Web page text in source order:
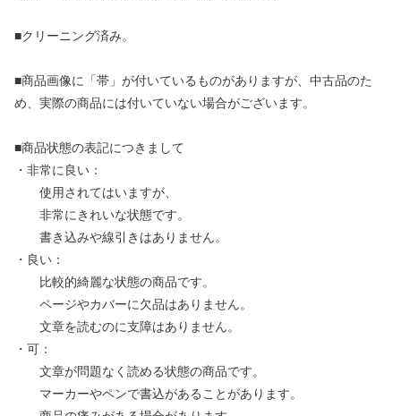
■クリーニング済み。
■商品画像に「帯」が付いているものがありますが、中古品のた
め、実際の商品には付いていない場合がございます。
■商品状態の表記につきまして
・非常に良い：
使用されてはいますが、
非常にきれいな状態です。
書き込みや線引きはありません。
・良い：
比較的綺麗な状態の商品です。
ページやカバーに欠品はありません。
文章を読むのに支障はありません。
・可：
文章が問題なく読める状態の商品です。
マーカーやペンで書込があることがあります。